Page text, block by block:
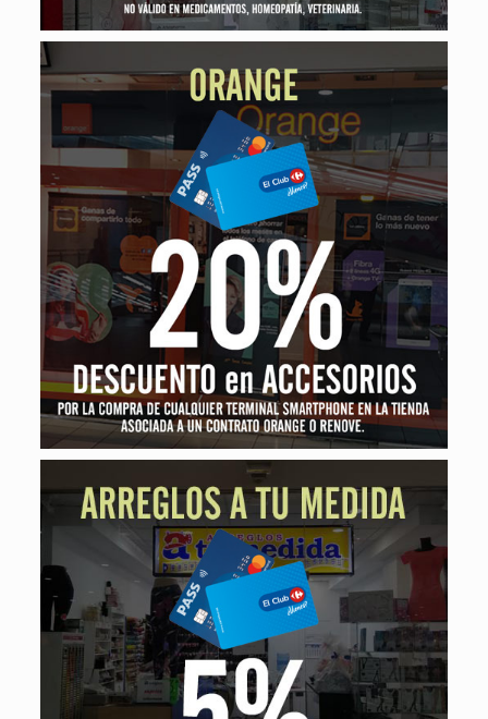
Orange
20% de descuento
EN ACCESORIOS. POR LA COMPRA DE CUALQUIER
TERMINAL SMARTPHONE EN LA TIENDA ASOCIADA A
UN CONTRATO ORANGE O RENOVE.
Arreglos a tu medida
5% de descuento